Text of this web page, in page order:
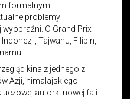
formalnym i
problemy i
O Grand Prix
Tajwanu, Filipin,
kina z jednego z
Azji, himalajskiego
autorki nowej fali i